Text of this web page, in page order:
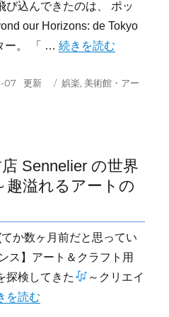
込んできたのは、 ポッ
our Horizons: de Tokyo
ー。 「 …“【パリ】シャネル
続きを読む
07
カ
娯楽, 美術館・アー
Sennelier の世界
趣溢れるアートの
か数ヶ月前だと思ってい
ス】アート＆クラフト用
探検してきた
～クリエイ
リ】老舗画材店 Sennelier の
を読む